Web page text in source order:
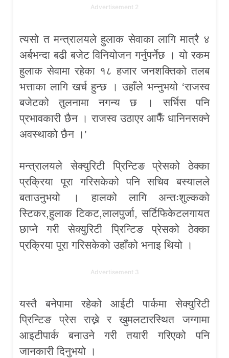
Advertisement 2
त्यसो त मन्त्रालयले हुलाक सेवाका लागि मात्रै ४
अर्बभन्दा बढी बजेट विनियोजन गर्नुपर्नेछ । यो रकम
हुलाक सेवामा रहेका १८ हजार जनशक्तिको तलब
भत्ताका लागि खर्च हुन्छ । उहाँले भन्नुभयो ‘राजस्व
बजेटको तुलनामा नगन्य छ । सर्भिस पनि
प्रभावकारी छैन । राजस्व उठाएर आफैँ धानिनसक्ने
अवस्थाको छैन ।’
मन्त्रालयले सेक्युरिटी प्रिन्टिङ प्रेसको ठेक्का
प्रक्रिया पूरा गरिसकेको पनि सचिव बस्यालले
बताउनुभयो । हालको लागि अन्तःशुल्कको
स्टिकर,हुलाक टिकट,लालपुर्जा, सर्टिफिकेटलगायत
छाप्ने गरी सेक्युरिटी प्रिन्टिङ प्रेसको ठेक्का
प्रक्रिया पूरा गरिसकेको उहाँको भनाइ थियो ।
Advertisement 3
यस्तै बनेपामा रहेको आईटी पार्कमा सेक्युरिटी
प्रिन्टिङ प्रेस राख्ने र खुमलटारस्थित जग्गामा
आइटीपार्क बनाउने गरी तयारी गरिएको पनि
जानकारी दिनुभयो ।